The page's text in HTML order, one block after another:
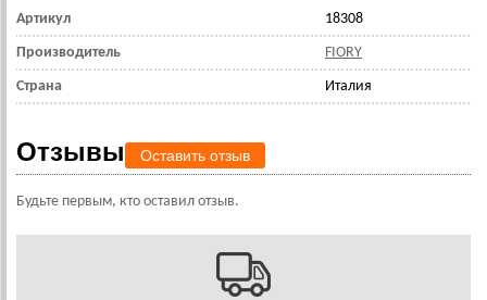
Артикул 18308
Производитель FIORY
Страна Италия
Отзывы Оставить отзыв
Будьте первым, кто оставил отзыв.